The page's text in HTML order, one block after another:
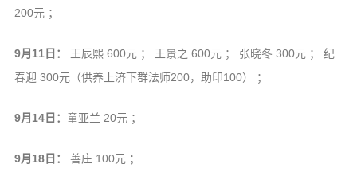
菩提静修营
观自在禅修营
教理研究
学报论集
200元 ；
9月11日：
王辰熙 600元 ； 王景之 600元 ； 张晓冬 300元 ； 纪
春迎 300元（供养上济下群法师200，助印100） ；
9月14日： 童亚兰 20元 ；
9月18日： 善庄 100元 ；